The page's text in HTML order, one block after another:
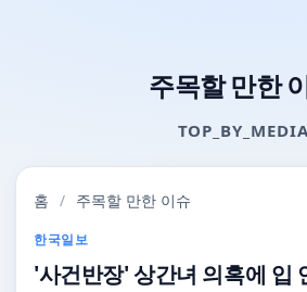
주목할 만한
홈 / 주목할 만한 이슈
한국일보
'사건반장' 상간녀 의혹에 입